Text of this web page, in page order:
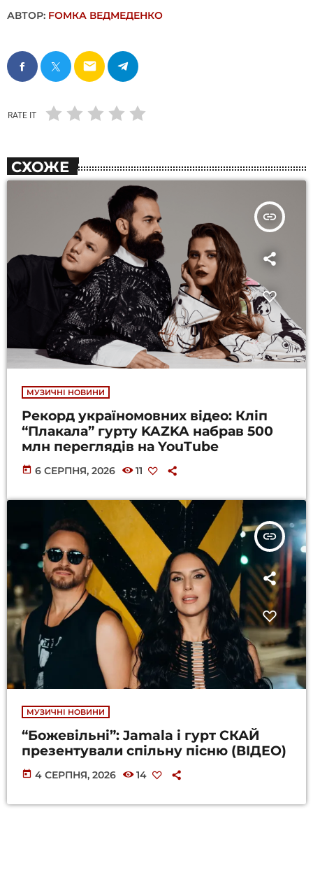
АВТОР: FОMКА ВЕДМЕДЕНКО
email
RATE IT
СХОЖЕ
insert_link
МУЗИЧНІ НОВИНИ
Рекорд україномовних відео: Кліп
“Плакала” гурту KAZKA набрав 500
млн переглядів на YouTube
today 6 СЕРПНЯ, 2026 11
insert_link
МУЗИЧНІ НОВИНИ
“Божевільні”: Jamala і гурт СКАЙ
презентували спільну пісню (ВІДЕО)
today 4 СЕРПНЯ, 2026 14